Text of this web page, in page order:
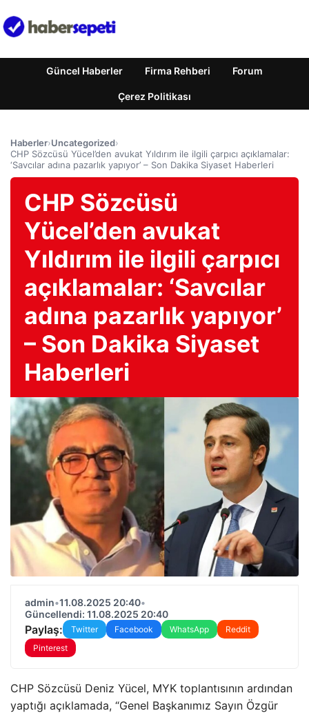
Güncel Haberler Firma Rehberi Forum
Çerez Politikası
Haberler›Uncategorized›
CHP Sözcüsü Yücel’den avukat Yıldırım ile ilgili çarpıcı açıklamalar:
‘Savcılar adına pazarlık yapıyor’ – Son Dakika Siyaset Haberleri
CHP Sözcüsü
Yücel’den avukat
Yıldırım ile ilgili çarpıcı
açıklamalar: ‘Savcılar
adına pazarlık yapıyor’
– Son Dakika Siyaset
Haberleri
admin•11.08.2025 20:40•
Güncellendi: 11.08.2025 20:40
Paylaş: Twitter Facebook WhatsApp
Reddit
Pinterest
CHP Sözcüsü Deniz Yücel, MYK toplantısının ardından
yaptığı açıklamada, “Genel Başkanımız Sayın Özgür